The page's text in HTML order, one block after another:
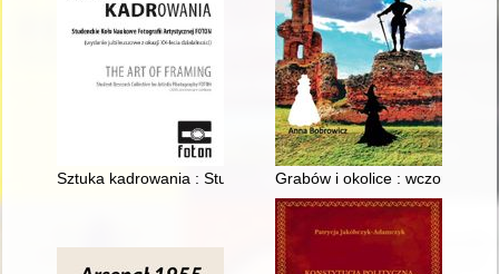
Sztuka kadrowania : Studenckie Koło Naukowe Fotografii
Grabów i okolice : wczoraj,